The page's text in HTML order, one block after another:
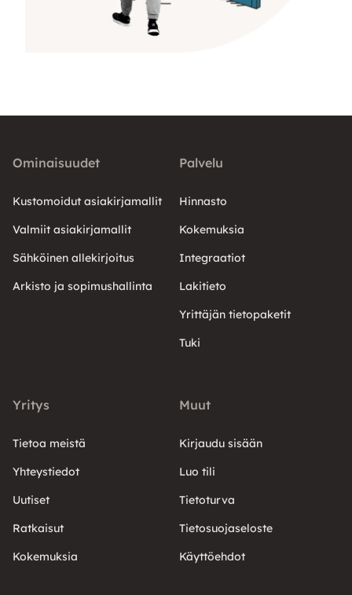
Ominaisuudet
Kustomoidut asiakirjamallit
Valmiit asiakirjamallit
Sähköinen allekirjoitus
Arkisto ja sopimushallinta
Palvelu
Hinnasto
Kokemuksia
Integraatiot
Lakitieto
Yrittäjän tietopaketit
Tuki
Yritys
Tietoa meistä
Yhteystiedot
Uutiset
Ratkaisut
Kokemuksia
Muut
Kirjaudu sisään
Luo tili
Tietoturva
Tietosuojaseloste
Käyttöehdot